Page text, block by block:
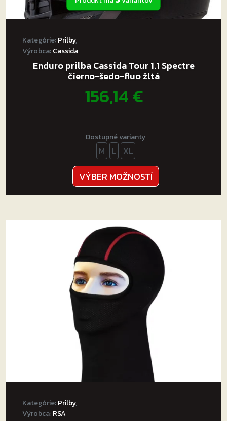
Svorka na suchý zips.
Slúchadlá na suchý zips.
USB kábel.
Skrutkovač.
Manuál.
Kategórie:Prilby,
Výrobca:Cassida
Enduro prilba Cassida Tour 1.1 Spectre
čierno-šedo-fluo žltá
156,14€
Dostupné varianty
M L XL
VÝBER MOŽNOSTÍ
produkt
má
variantov.
si
môžete
vybrať
na
stránke
Kategórie:Prilby,
Výrobca:RSA